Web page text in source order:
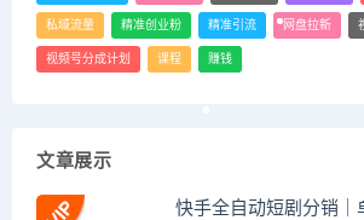
私域流量 精准创业粉 精准引流 网盘拉新
视频号分成计划 课程 赚钱
文章展示
快手全自动短剧分销｜